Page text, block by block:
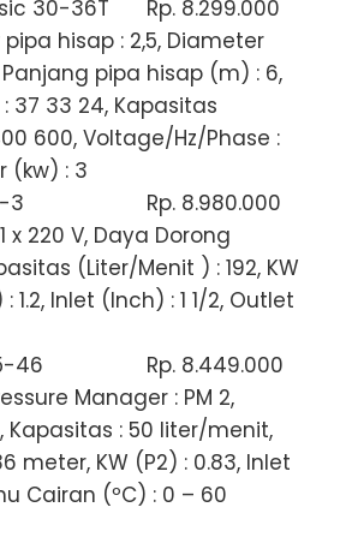
30-36T
Rp. 8.299.000
hisap : 2,5, Diameter
pipa hisap (m) : 6,
37 33 24, Kapasitas
600, Voltage/Hz/Phase :
(kw) : 3
3
Rp. 8.980.000
x 220 V, Daya Dorong
(Liter/Menit ) : 192, KW
: 1.2, Inlet (Inch) : 1 1/2, Outlet
46
Rp. 8.449.000
Manager : PM 2,
Kapasitas : 50 liter/menit,
meter, KW (P2) : 0.83, Inlet
Cairan (ºC) : 0 – 60